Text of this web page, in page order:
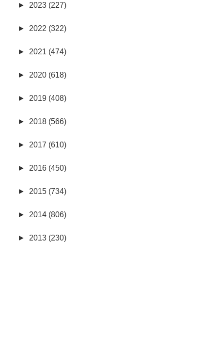
► 2023 (227)
► 2022 (322)
► 2021 (474)
► 2020 (618)
► 2019 (408)
► 2018 (566)
► 2017 (610)
► 2016 (450)
► 2015 (734)
► 2014 (806)
► 2013 (230)